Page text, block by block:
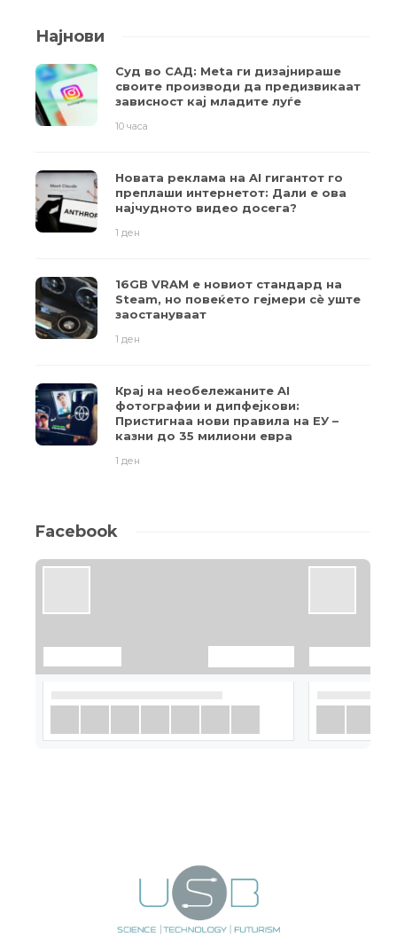
Најнови
Суд во САД: Meta ги дизајнираше
своите производи да предизвикаат
зависност кај младите луѓе
10 часа
Новата реклама на AI гигантот го
преплаши интернетот: Дали е ова
најчудното видео досега?
1 ден
16GB VRAM е новиот стандард на
Steam, но повеќето гејмери ​​сè уште
заостануваат
1 ден
Крај на необележаните AI
фотографии и дипфејкови:
Пристигнаа нови правила на ЕУ –
казни до 35 милиони евра
1 ден
Facebook